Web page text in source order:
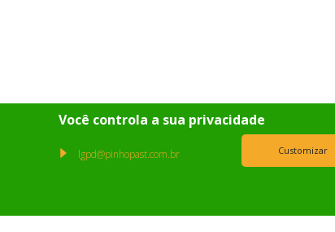
Você controla a sua privacidade
lgpd@pinhopast.com.br Customizar